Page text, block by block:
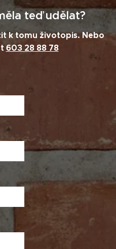
teď udělat?
k tomu životopis. Nebo
603 28 88 78